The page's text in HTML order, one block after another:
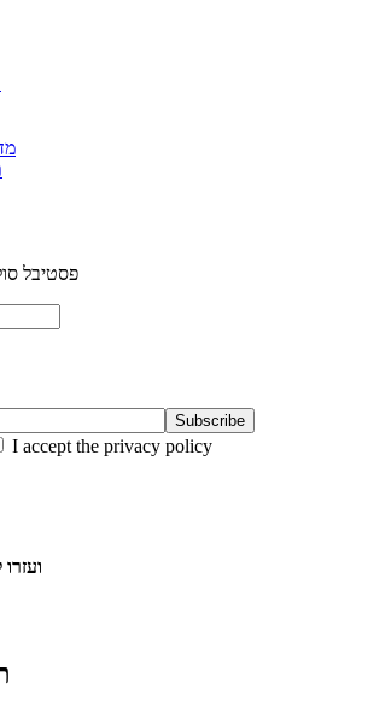
I accept the privacy policy